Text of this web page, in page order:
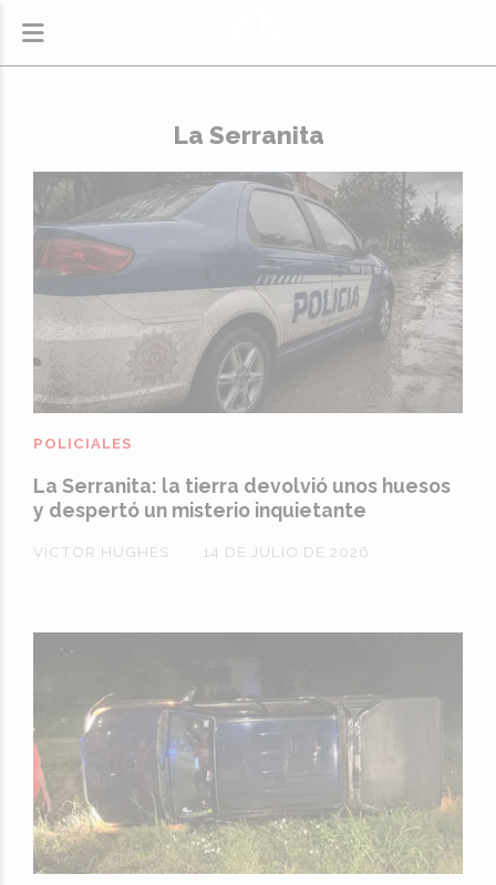
La Serranita
La Serranita: la tierra devolvió unos huesos
y despertó un misterio inquietante
VÍCTOR HUGHES
POLICIALES
14 DE JULIO DE 2026